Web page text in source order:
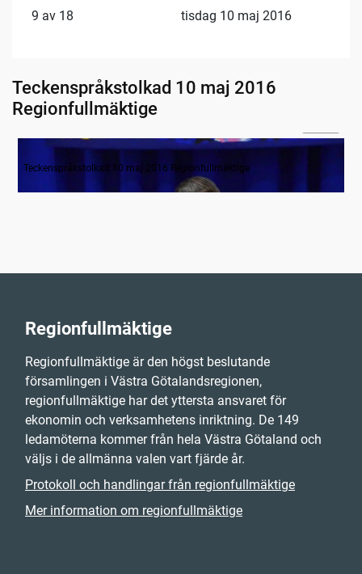
9 av 18 tisdag 10 maj 2016
Teckenspråkstolkad 10 maj 2016
Regionfullmäktige
Inledande formalia samt ärende ett
Teckenspråkstolkad 10 maj 2016 Regionfullmäktige
Regionfullmäktige
Regionfullmäktige är den högst beslutande
församlingen i Västra Götalandsregionen,
regionfullmäktige har det yttersta ansvaret för
ekonomin och verksamhetens inriktning. De 149
ledamöterna kommer från hela Västra Götaland och
väljs i de allmänna valen vart fjärde år.
Protokoll och handlingar från regionfullmäktige
Mer information om regionfullmäktige